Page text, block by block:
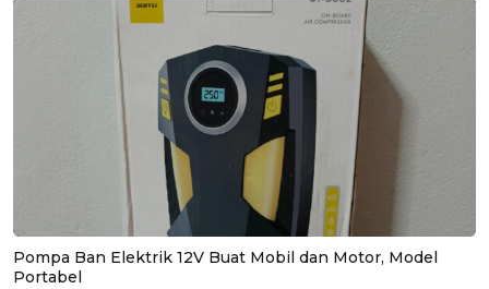
Pompa Ban Elektrik 12V Buat Mobil dan Motor, Model
Portabel